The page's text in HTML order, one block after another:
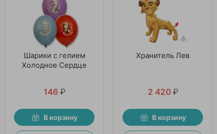
Шарики с гелием
Холодное Сердце
146 ₽
В корзину
Хранитель Лев
2 420 ₽
В корзину